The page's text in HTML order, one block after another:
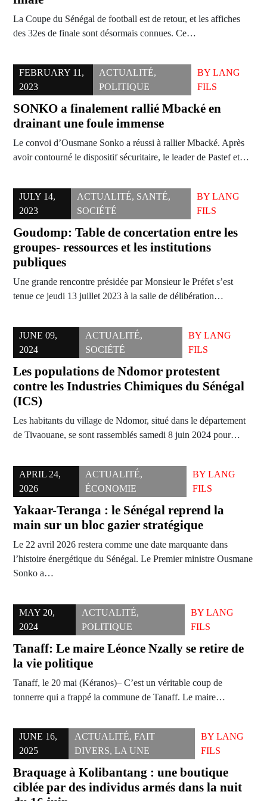
La Coupe du Sénégal de football est de retour, et les affiches
des 32es de finale sont désormais connues. Ce…
FEBRUARY 11,
2023
ACTUALITÉ,
POLITIQUE
BY LANG
FILS
SONKO a finalement rallié Mbacké en
drainant une foule immense
Le convoi d’Ousmane Sonko a réussi à rallier Mbacké. Après
avoir contourné le dispositif sécuritaire, le leader de Pastef et…
JULY 14,
2023
ACTUALITÉ, SANTÉ,
SOCIÉTÉ
BY LANG
FILS
Goudomp: Table de concertation entre les
groupes- ressources et les institutions
publiques
Une grande rencontre présidée par Monsieur le Préfet s’est
tenue ce jeudi 13 juillet 2023 à la salle de délibération…
JUNE 09,
2024
ACTUALITÉ,
SOCIÉTÉ
BYLANG
FILS
Les populations de Ndomor protestent
contre les Industries Chimiques du Sénégal
(ICS)
Les habitants du village de Ndomor, situé dans le département
de Tivaouane, se sont rassemblés samedi 8 juin 2024 pour…
APRIL 24,
2026
ACTUALITÉ,
ÉCONOMIE
BY LANG
FILS
Yakaar-Teranga : le Sénégal reprend la
main sur un bloc gazier stratégique
Le 22 avril 2026 restera comme une date marquante dans
l’histoire énergétique du Sénégal. Le Premier ministre Ousmane
Sonko a…
MAY 20,
2024
ACTUALITÉ,
POLITIQUE
BY LANG
FILS
Tanaff: Le maire Léonce Nzally se retire de
la vie politique
Tanaff, le 20 mai (Kéranos)– C’est un véritable coup de
tonnerre qui a frappé la commune de Tanaff. Le maire…
JUNE 16,
2025
ACTUALITÉ, FAIT
DIVERS, LA UNE
BY LANG
FILS
Braquage à Kolibantang : une boutique
ciblée par des individus armés dans la nuit